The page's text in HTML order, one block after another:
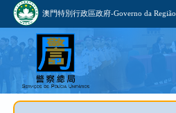
澳門特別行政區政府-Governo da